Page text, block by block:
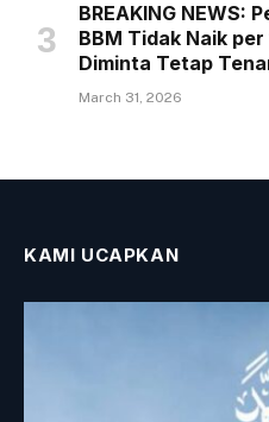
BREAKING NEWS:
BBM Tidak Naik
Diminta Tetap
March 31, 2026
KAMI UCAPKAN